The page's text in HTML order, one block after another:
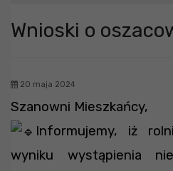
Wnioski o
20 maja 2024
Szanowni Mieszkańcy,
Informujemy, iż
wyniku wystąpienia